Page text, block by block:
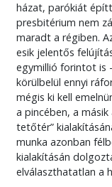
házat, parókiát
presbitérium nem
maradt a régiben.
esik jelentős
egymillió forintot is
körülbelül ennyi
mégis ki kell
a pincében, a
tetőtér”
munka azonban
kialakításán
elválaszthatatlan a